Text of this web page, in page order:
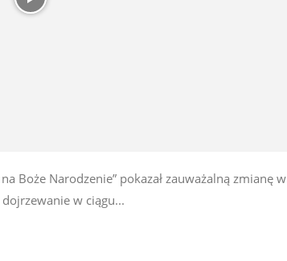
Boże Narodzenie” pokazał zauważalną zmianę w
w ciągu...